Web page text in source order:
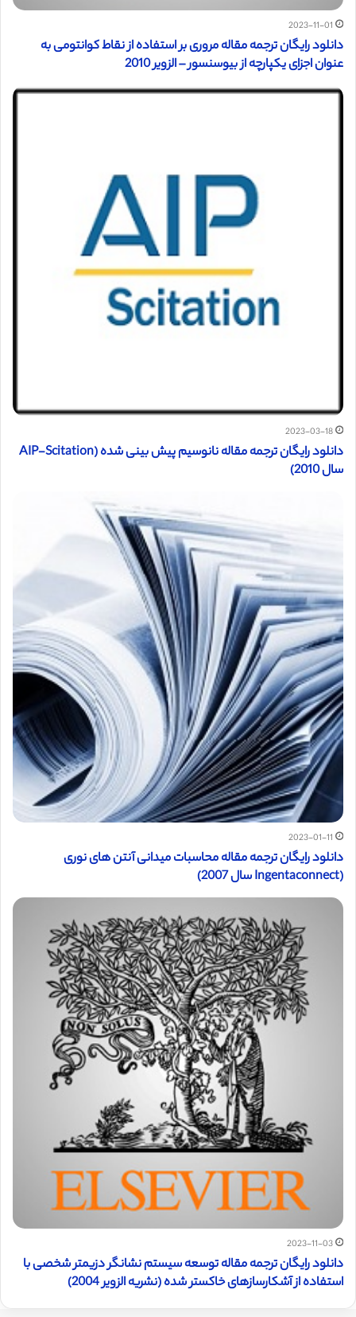
2023-11-01
دانلود رایگان ترجمه مقاله مروری بر استفاده از نقاط کوانتومی به
عنوان اجزای یکپارچه از بیوسنسور – الزویر 2010
2023-03-18
دانلود رایگان ترجمه مقاله نانوسیم پیش بینی شده (AIP-Scitation
سال 2010)
2023-01-11
دانلود رایگان ترجمه مقاله محاسبات میدانی آنتن های نوری
(Ingentaconnect سال 2007)
2023-11-03
دانلود رایگان ترجمه مقاله توسعه سیستم نشانگر دزیمتر شخصی با
استفاده از آشکارسازهای خاکستر شده (نشریه الزویر 2004)